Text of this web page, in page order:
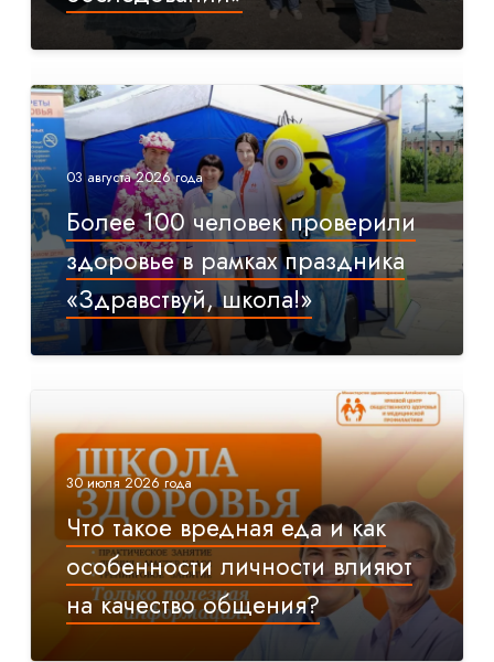
03 августа 2026 года
Более 100 человек проверили
здоровье в рамках праздника
«Здравствуй, школа!»
30 июля 2026 года
Что такое вредная еда и как
особенности личности влияют
на качество общения?